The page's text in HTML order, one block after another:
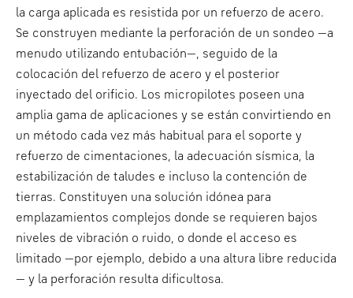
la carga aplicada es resistida por un refuerzo de acero.
Se construyen mediante la perforación de un sondeo —a
menudo utilizando entubación—, seguido de la
colocación del refuerzo de acero y el posterior
inyectado del orificio. Los micropilotes poseen una
amplia gama de aplicaciones y se están convirtiendo en
un método cada vez más habitual para el soporte y
refuerzo de cimentaciones, la adecuación sísmica, la
estabilización de taludes e incluso la contención de
tierras. Constituyen una solución idónea para
emplazamientos complejos donde se requieren bajos
niveles de vibración o ruido, o donde el acceso es
limitado —por ejemplo, debido a una altura libre reducida
— y la perforación resulta dificultosa.